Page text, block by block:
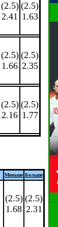
(2.5)
2.41
(2.5)
1.63
(2.5)
1.66
(2.5)
2.35
(2.5)
2.16
(2.5)
1.77
Меньше Больше
(2.5)
1.68
(2.5)
2.31